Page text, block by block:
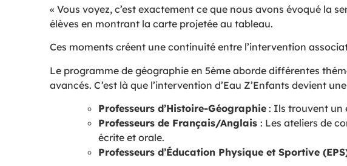
« Vous voyez, c’est exactement ce que nous avons évoqué la
élèves en montrant la carte projetée au tableau.
Ces moments créent une continuité entre l’intervention
Le programme de géographie en 5ème aborde différentes
avancés. C’est là que l’intervention d’Eau Z’Enfants devient
Professeurs d’Histoire-Géographie : Ils trouvent un
Professeurs de Français/Anglais : Les ateliers de
écrite et orale.
Professeurs d’Éducation Physique et Sportive